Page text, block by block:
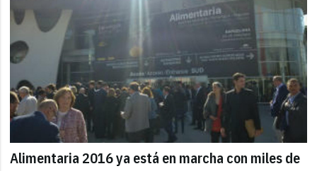
Alimentaria 2016 ya está en marcha con miles de